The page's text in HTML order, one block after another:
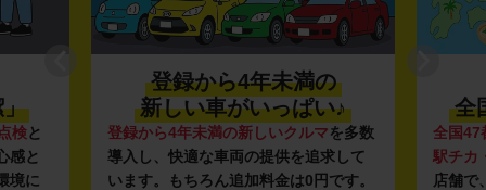
」
検と
感と
境に
登録から4年未満の
新しい車がいっぱい♪
登録から4年未満の新しいクルマを多数
導入し、快適な車両の提供を追求して
います。もちろん追加料金は0円です。
全
全国47
駅チカ
店舗で